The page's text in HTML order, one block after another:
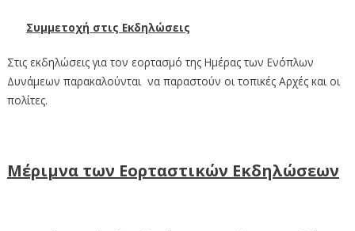
Συμμετοχή στις Εκδηλώσεις
Στις εκδηλώσεις για τον εορτασμό της Ημέρας των Ενόπλων
Δυνάμεων παρακαλούνται να παραστούν οι τοπικές Αρχές και οι
πολίτες.
Μέριμνα των Εορταστικών Εκδηλώσεων